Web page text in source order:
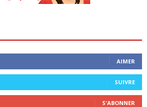
AIMER
SUIVRE
S'ABONNER